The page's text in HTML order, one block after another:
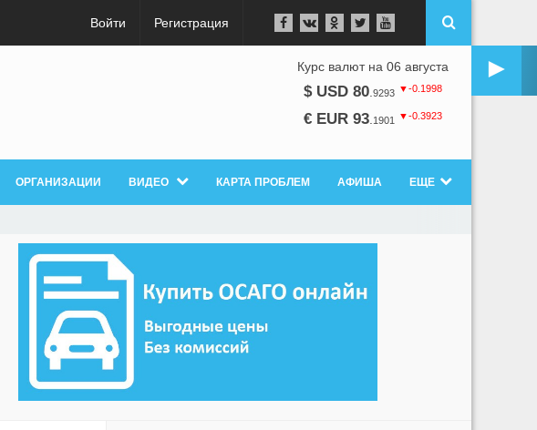
Войти Регистрация
►
Курс валют на 06 августа
$ USD 80 9293 ▼-0.1998
€ EUR 93 1901 ▼-0.3923
ОРГАНИЗАЦИИ ВИДЕО КАРТА ПРОБЛЕМ АФИША ЕЩЕ